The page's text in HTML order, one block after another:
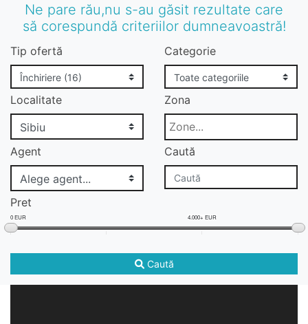
Ne pare rău,nu s-au găsit rezultate care
să corespundă criteriilor dumneavoastră!
Tip ofertă Categorie
Localitate Zona
Agent Caută
Pret
0 EUR 4.000+ EUR
Caută